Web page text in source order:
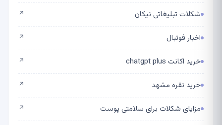
شکلات تبلیغاتی نیکان ↗
اخبار فوتبال ↗
خرید اکانت chatgpt plus ↗
خرید نقره مشهد ↗
مزایای شکلات برای سلامتی پوست ↗